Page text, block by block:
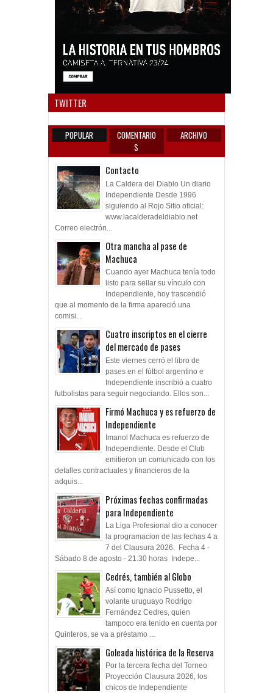
TWITTER
POPULAR
COMENTARIO
S
ARCHIVO
Contacto
La Caldera del Diablo Un diario
Independiente Desde 1996
siguiendo al Rojo Sitio oficial:
www.lacalderadeldiablo.net
Correo electrón...
Otra mancha al pase de
Machuca
Cuando ayer Machuca tenía todo
listo para sellar su vínculo con
Independiente, hoy trascendió
que al momento de la firma apareció una
comisi...
Cuatro inscriptos en el cierre
del mercado de pases
Este viernes cerró el libro de
pases en el fútbol argentino e
Independiente inscribió a cuatro
futbolistas para seguir negociando. Ellos son...
Firmó Machuca y es refuerzo de
Independiente
Imanol Machuca es refuerzo de
Independiente. Desde el Club
emitieron un comunicado con los
detalles contractuales y financieros de la
adquis...
Próximas fechas confirmadas
para Independiente
La Liga Profesional dio a conocer
la programacion de las fechas 4 a
7 del Clausura 2026. Fecha 4 -
Sábado 8 de agosto - 21.30 horas Indepe...
Cedrés, también al Globo
Así como Ignacio Pussetto, el
volante uruguayo Rodrigo
Fernández Cedres, quien
tampoco era tenido en cuenta por
Quinteros, se va a préstamo ...
Goleada histórica de la Reserva
Por la tercera fecha del Torneo
Proyección Clausura 2026, los
chicos de Independiente